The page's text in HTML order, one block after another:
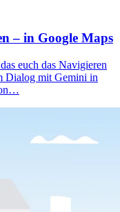
– in Google Maps
euch das Navigieren
Dialog mit Gemini in